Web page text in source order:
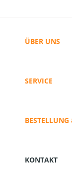
ÜBER UNS
SERVICE
KONTAKT